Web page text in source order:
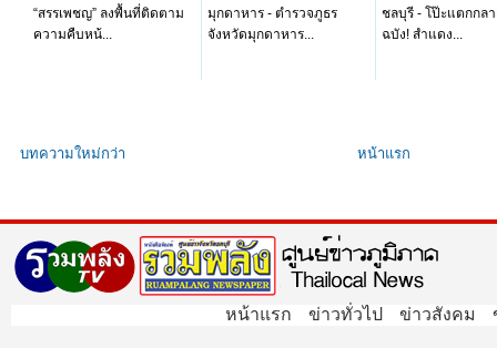
“สรรเพชญ” ลงพื้นที่ติดตาม
ความคืบหน้...
มุกดาหาร - ตำรวจภูธร
จังหวัดมุกดาหาร...
ชลบุรี - โป๊ะแตกกล
ฉบัง! สำแดง...
บทความใหม่กว่า หน้าแรก
หน้าแรก ข่าวทั่วไป ข่าวสังคม